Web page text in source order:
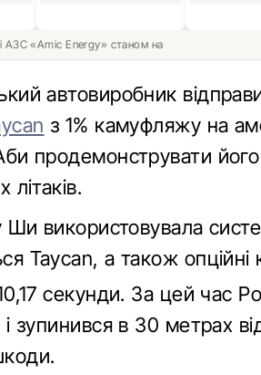
АЗС «Amic Energy» станом на
автовиробник
з 1% камуфляжу на
продемонструвати
літаків.
Ши використовувала
Taycan, а також опційні
секунди. За цей час
зупинився в 30 метрах